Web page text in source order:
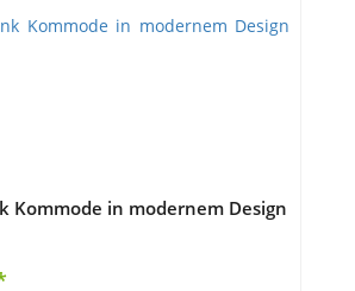
Kommode in modernem Design